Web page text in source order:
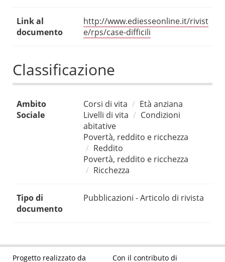
Link al
documento
http://www.ediesseonline.it/rivist
e/rps/case-difficili
Classificazione
Ambito
Sociale
Corsi di vita
Età anziana
Livelli di vita
Condizioni
abitative
Povertà, reddito e ricchezza
Reddito
Povertà, reddito e ricchezza
Ricchezza
Tipo di
documento
Pubblicazioni - Articolo di rivista
Progetto realizzato da Con il contributo di